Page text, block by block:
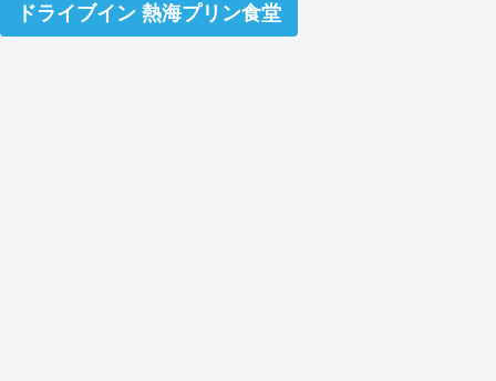
ドライブイン 熱海プリン食堂